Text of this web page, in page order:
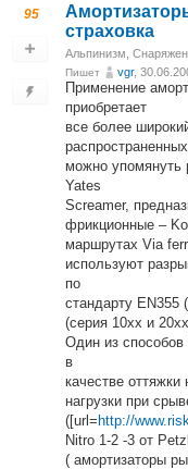
95
страховка
Альпинизм
Пишет vgr,
Применение
приобретает
все более
распространенных,
можно упомянуть
Yates
Screamer,
фрикционные –
маршрутах Via
используют
по
стандарту EN355
(серия 10хх и
Один из способов
в
качестве
нагрузки при
([url=http://
Nitro 1-2 -3 от Petzl
( амортизаторы